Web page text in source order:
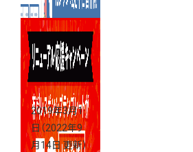
2019年3月1
日（2022年9
月14日 更新）